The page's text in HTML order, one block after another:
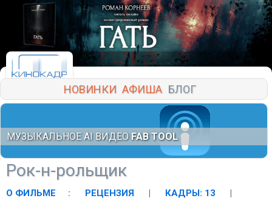
НОВИНКИ АФИША БЛОГ
МУЗЫКАЛЬНОЕ AI ВИДЕО FAB TOOL
Рок-н-рольщик
О ФИЛЬМЕ : РЕЦЕНЗИЯ | КАДРЫ: 13
|